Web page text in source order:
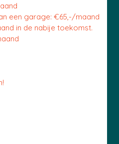
een garage: €65,-/maand
in de nabije toekomst.